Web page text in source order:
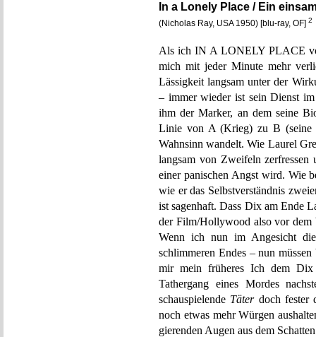
In a Lonely Place / Ein
(Nicholas Ray, USA 1950) [blu-ray, OF] 2
Als ich IN A LONELY PLACE
mich mit jeder Minute mehr
Lässigkeit langsam unter der
– immer wieder ist sein Dienst
ihm der Marker, an dem seine
Linie von A (Krieg) zu B (seine
Wahnsinn wandelt. Wie Laurel
langsam von Zweifeln
einer panischen Angst wird. Wie
wie er das Selbstverständnis
ist sagenhaft. Dass Dix am Ende
der Film/Hollywood also vor dem
Wenn ich nun im Angesicht
schlimmeren Endes – nun
mir mein früheres Ich dem Dix
Tathergang eines Mordes
schauspielende Täterdoch fester
noch etwas mehr Würgen
gierenden Augen aus dem